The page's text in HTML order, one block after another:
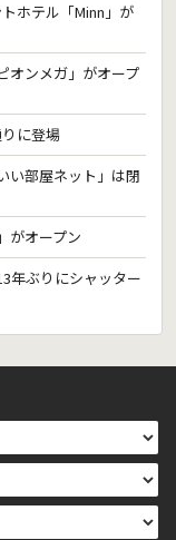
ホテル「Minn」が
オンメガ」がオープ
に登場
い部屋ネット」は閉
がオープン
年ぶりにシャッター